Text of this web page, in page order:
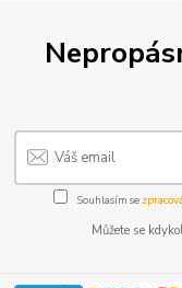
Souhlasím se
Můžete se